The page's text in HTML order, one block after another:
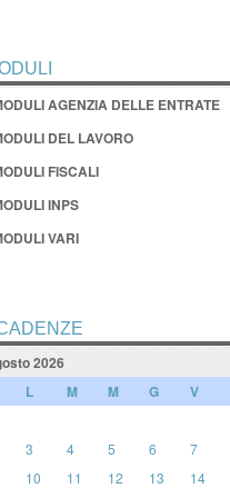
AGENZIA DELLE ENTRATE
DEL LAVORO
FISCALI
INPS
VARI
2026
L M M G V
3 4 5 6 7
10 11 12 13 14